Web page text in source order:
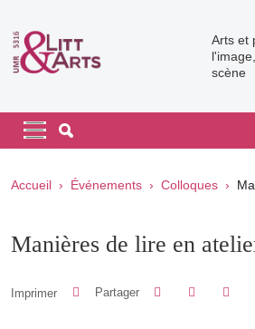
Arts et
scène
Navigation principale
Navigation principale
Fil d'Ariane
Accueil Événements Colloques
Manières de lire en
Imprimer Partager Partager sur
Partager